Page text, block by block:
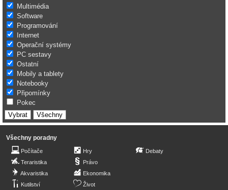
Multimédia
Software
Programování
Internet
Operační systémy
PC sestavy
Ostatní
Mobily a tablety
Notebooky
Připomínky
Pokec
Všechny poradny
Počítače
Teraristika
Akvaristika
Kutilství
Hry
Právo
Ekonomika
Život
Debaty